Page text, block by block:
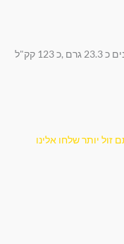
שומנים כ 2 גרם , פחמימות כ 2.8 גרם , חלבונים כ 23.3 גרם ,כ 123 קק"ל
יותר שלחו אלינו